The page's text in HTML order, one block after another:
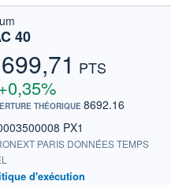
40
PTS
THÉORIQUE 8692.16
PX1
PARIS DONNÉES TEMPS
d'exécution